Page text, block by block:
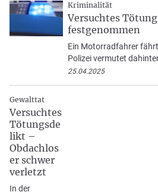
Kriminalität
Versuchtes
festgenommen
Ein Motorradfahrer
Polizei vermutet
25.04.2025
Gewalttat
Versuchtes
Tötungsde
likt –
Obdachlos
er schwer
verletzt
In der